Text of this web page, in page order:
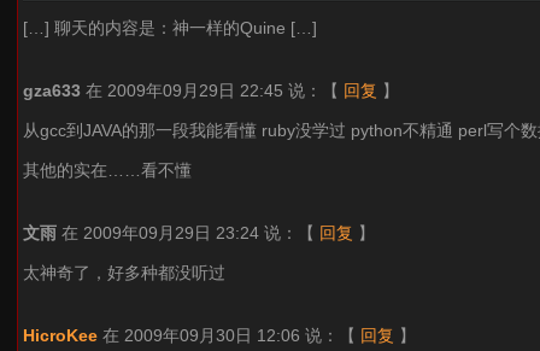
[…] 聊天的内容是：神一样的Quine […]
gza633 在 2009年09月29日 22:45 说： 【 回复 】
从gcc到JAVA的那一段我能看懂 ruby没学过 python不精通 perl写个
其他的实在……看不懂
文雨 在 2009年09月29日 23:24 说： 【 回复 】
太神奇了，好多种都没听过
HicroKee 在 2009年09月30日 12:06 说： 【 回复 】